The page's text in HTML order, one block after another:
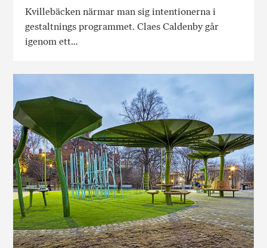
Kvillebäcken närmar man sig intentionerna i
gestaltnings programmet. Claes Caldenby går
igenom ett…